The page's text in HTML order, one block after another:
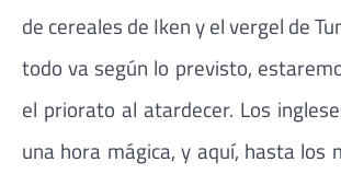
de cereales de Iken y el vergel de
todo va según lo previsto,
el priorato al atardecer. Los
una hora mágica, y aquí, hasta los